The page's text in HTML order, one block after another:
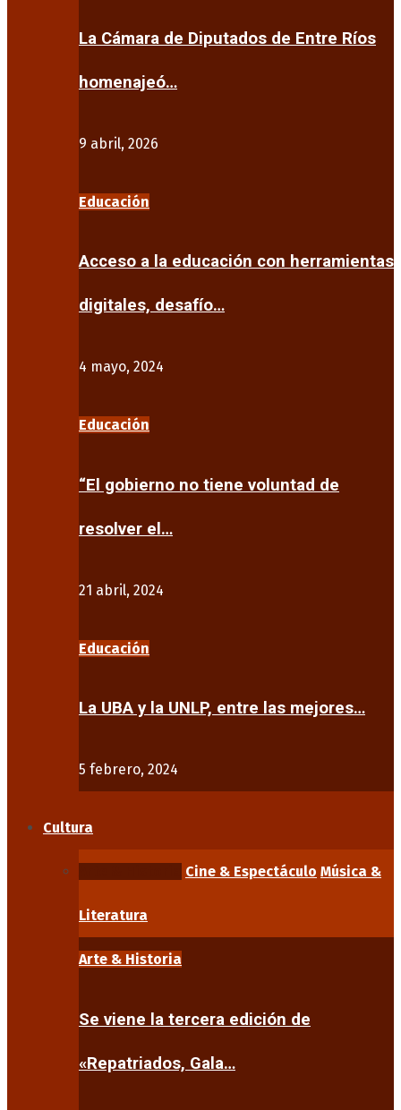
La Cámara de Diputados de Entre Ríos
homenajeó…
9 abril, 2026
Educación
Acceso a la educación con herramientas
digitales, desafío…
4 mayo, 2024
Educación
“El gobierno no tiene voluntad de
resolver el…
21 abril, 2024
Educación
La UBA y la UNLP, entre las mejores…
5 febrero, 2024
Cultura
Cine & Espectáculo Música &
Literatura
Arte & Historia
Se viene la tercera edición de
«Repatriados, Gala…